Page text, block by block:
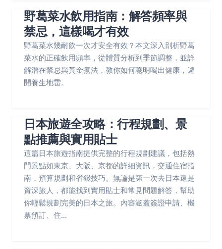
野葛菜水飲用指南：解答頻率與
禁忌，這樣喝才有效
野葛菜水幾耐飲一次才安全有效？本文深入剖析野葛
菜水的正確飲用頻率，從體質分析到季節調整，並詳
解潛在禁忌與黃金煮法，教你如何聰明喝出健康，避
開養生地雷。
日本旅遊全攻略：行程規劃、景
點推薦與實用貼士
這篇日本旅遊指南提供完整的行程規劃建議，包括熱
門景點如東京、大阪、京都的詳細資訊，交通住宿指
南，預算規劃和省錢技巧。無論是第一次去日本還是
資深旅人，都能找到實用貼士和常見問題解答，幫助
你輕鬆規劃完美的日本之旅。內容涵蓋簽證申請、機
票預訂、住...